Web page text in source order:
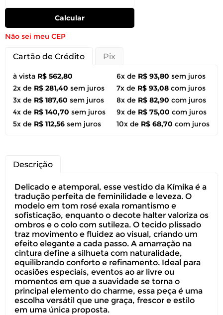
Calcular
Não sei meu CEP
Cartão de Crédito Pix
à vista R$ 562,80
2x de R$ 281,40 sem juros
3x de R$ 187,60 sem juros
4x de R$ 140,70 sem juros
5x de R$ 112,56 sem juros
6x de R$ 93,80 sem juros
7x de R$ 93,08 com juros
8x de R$ 82,90 com juros
9x de R$ 75,00 com juros
10x de R$ 68,70 com juros
Descrição
Delicado e atemporal, esse vestido da Kímika é a
tradução perfeita de feminilidade e leveza. O
modelo em tom rosé exala romantismo e
sofisticação, enquanto o decote halter valoriza os
ombros e o colo com sutileza. O tecido plissado
traz movimento e fluidez ao visual, criando um
efeito elegante a cada passo. A amarração na
cintura define a silhueta com naturalidade,
equilibrando conforto e refinamento. Ideal para
ocasiões especiais, eventos ao ar livre ou
momentos em que a suavidade se torna o
principal elemento do charme, essa peça é uma
escolha versátil que une graça, frescor e estilo
em uma única proposta.